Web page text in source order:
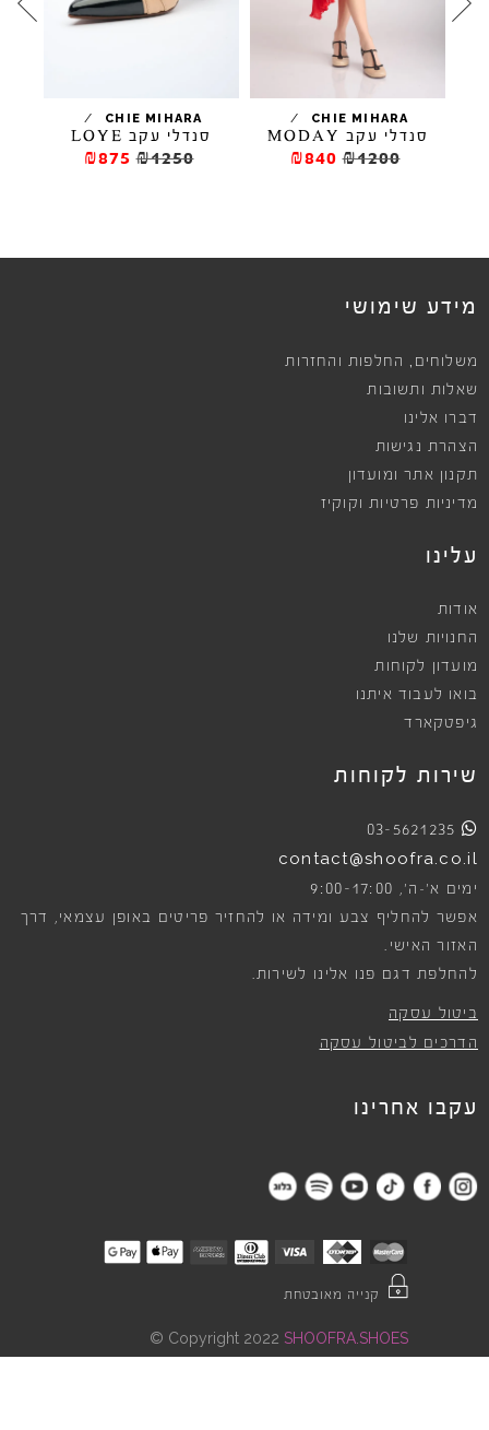
CHIE MIHARA
/
סנדלי עקב MODAY
₪1200
₪840
CHIE MIHARA
/
סנדלי עקב LOYE
₪1250
₪875
מידע שימושי
משלוחים , החלפות והחזרות
שאלות ותשובות
דברו אלינו
הצהרת נגישות
תקנון אתר ומועדון
מדיניות פרטיות וקוקיז
עלינו
אודות
החנויות שלנו
מועדון לקוחות
בואו לעבוד איתנו
גיפטקארד
שירות לקוחות
03-5621235
contact@shoofra.co.il
ימים א׳-ה׳, 9:00-17:00
אפשר להחליף צבע ומידה או להחזיר פריטים באופן עצמאי, דרך
האזור האישי.
להחלפת דגם פנו אלינו לשירות.
ביטול עסקה
הדרכים לביטול עסקה
עקבו אחרינו
קנייה מאובטחת
Copyright 2022 SHOOFRA.SHOES
©